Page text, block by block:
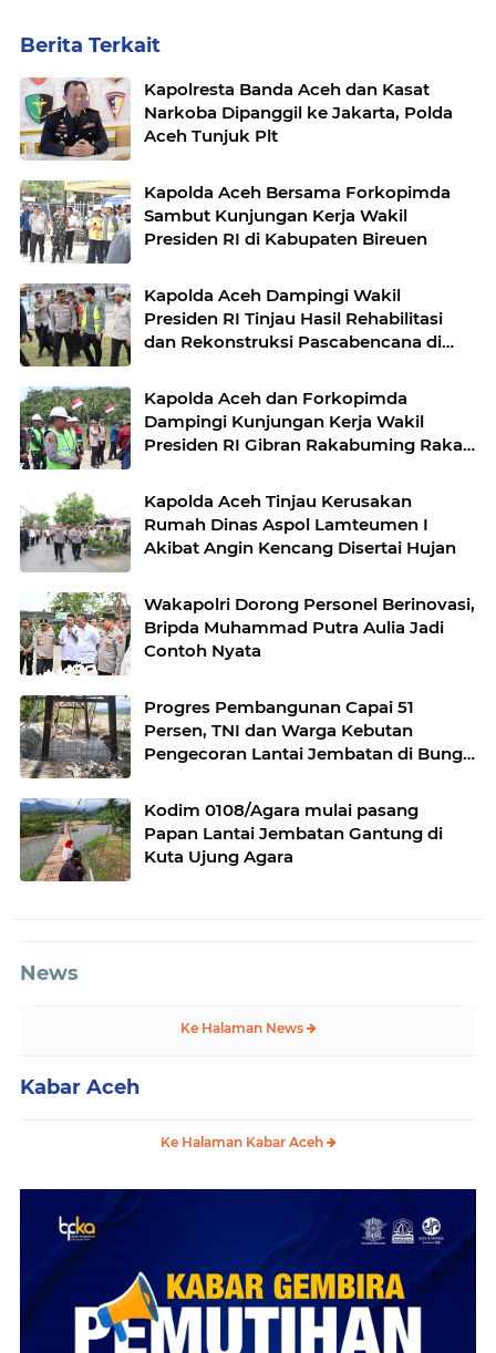
Berita Terkait
Kapolresta Banda Aceh dan Kasat
Narkoba Dipanggil ke Jakarta, Polda
Aceh Tunjuk Plt
Kapolda Aceh Bersama Forkopimda
Sambut Kunjungan Kerja Wakil
Presiden RI di Kabupaten Bireuen
Kapolda Aceh Dampingi Wakil
Presiden RI Tinjau Hasil Rehabilitasi
dan Rekonstruksi Pascabencana di
Kapolda Aceh dan Forkopimda
Dampingi Kunjungan Kerja Wakil
Presiden RI Gibran Rakabuming Raka
Kapolda Aceh Tinjau Kerusakan
Rumah Dinas Aspol Lamteumen I
Akibat Angin Kencang Disertai Hujan
Wakapolri Dorong Personel Berinovasi,
Bripda Muhammad Putra Aulia Jadi
Contoh Nyata
Progres Pembangunan Capai 51
Persen, TNI dan Warga Kebutan
Pengecoran Lantai Jembatan di Bunga
Kodim 0108/Agara mulai pasang
Papan Lantai Jembatan Gantung di
Kuta Ujung Agara
News
Ke Halaman News
Kabar Aceh
Ke Halaman Kabar Aceh